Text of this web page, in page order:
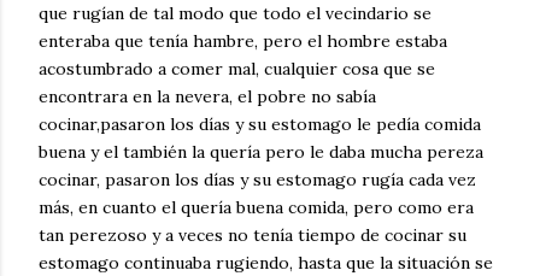
que rugían de tal modo que todo el vecindario se
enteraba que tenía hambre, pero el hombre estaba
acostumbrado a comer mal, cualquier cosa que se
encontrara en la nevera, el pobre no sabía
cocinar,pasaron los días y su estomago le pedía comida
buena y el también la quería pero le daba mucha pereza
cocinar, pasaron los días y su estomago rugía cada vez
más, en cuanto el quería buena comida, pero como era
tan perezoso y a veces no tenía tiempo de cocinar su
estomago continuaba rugiendo, hasta que la situación se